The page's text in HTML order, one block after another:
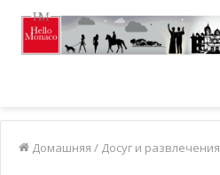
Домашняя / Досуг и развлечения